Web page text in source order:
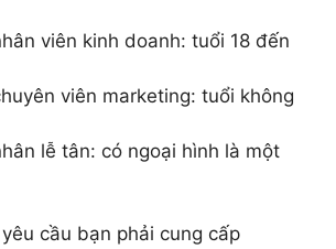
viên kinh doanh: tuổi 18 đến
viên marketing: tuổi không
lễ tân: có ngoại hình là một
cầu bạn phải cung cấp